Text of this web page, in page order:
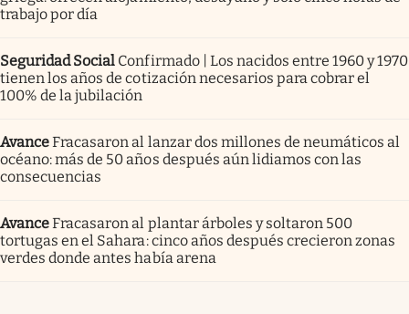
trabajo por día
Seguridad Social Confirmado | Los nacidos entre 1960 y 1970
tienen los años de cotización necesarios para cobrar el
100% de la jubilación
AvanceFracasaron al lanzar dos millones de neumáticos al
océano: más de 50 años después aún lidiamos con las
consecuencias
AvanceFracasaron al plantar árboles y soltaron 500
tortugas en el Sahara: cinco años después crecieron zonas
verdes donde antes había arena